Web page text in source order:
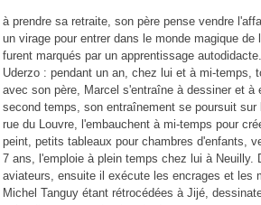
à prendre sa retraite, son père pense vendre
un virage pour entrer dans le monde magique
furent marqués par un apprentissage
Uderzo : pendant un an, chez lui et à mi-temps,
avec son père, Marcel s'entraîne à dessiner et
second temps, son entraînement se poursuit
rue du Louvre, l'embauchent à mi-temps pour
peint, petits tableaux pour chambres d'enfants,
7 ans, l'emploie à plein temps chez lui à
aviateurs, ensuite il exécute les encrages et les
Michel Tanguy étant rétrocédées à Jijé,